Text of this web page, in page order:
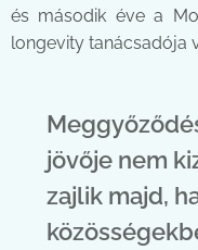
és második éve a
longevity tanácsadója
jövője nem
zajlik majd,